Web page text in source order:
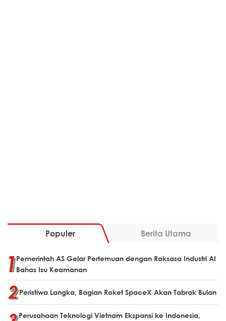
Populer Berita Utama
Pemerintah AS Gelar Pertemuan dengan Raksasa Industri AI
Bahas Isu Keamanan
Peristiwa Langka, Bagian Roket SpaceX Akan Tabrak Bulan
Perusahaan Teknologi Vietnam Ekspansi ke Indonesia,